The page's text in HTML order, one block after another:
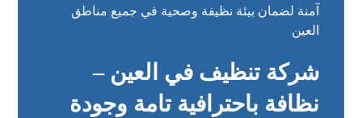
آمنة لضمان بيئة نظيفة وصحية في جميع مناطق
العين
شركة تنظيف في العين –
نظافة باحترافية تامة وجودة